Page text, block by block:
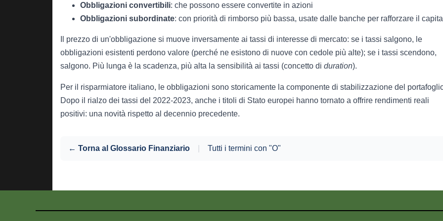
Obbligazioni convertibili: che possono essere convertite in azioni
Obbligazioni subordinate: con priorità di rimborso più bassa, usate dalle banche per rafforzare il
Il prezzo di un'obbligazione si muove inversamente ai tassi di interesse di mercato: se i tassi salgono, le
obbligazioni esistenti perdono valore (perché ne esistono di nuove con cedole più alte); se i tassi scendono,
salgono. Più lunga è la scadenza, più alta la sensibilità ai tassi (concetto di duration).
Per il risparmiatore italiano, le obbligazioni sono storicamente la componente di stabilizzazione del
Dopo il rialzo dei tassi del 2022-2023, anche i titoli di Stato europei hanno tornato a offrire rendimenti reali
positivi: una novità rispetto al decennio precedente.
← Torna al Glossario Finanziario Tutti i termini con "O"